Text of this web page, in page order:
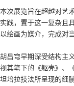
本次展览旨在超越对艺
实践，置于这一复杂且
以绘画为媒介，完成对
胡昌穹早期深受结构主
视其笔下的《躯壳》、
坦培拉技法所呈现的细